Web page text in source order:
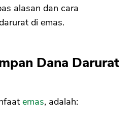
alasan dan cara
di emas.
Dana Darurat
emas, adalah: